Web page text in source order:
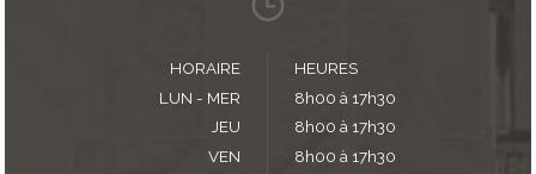
HORAIRE
HEURES
LUN - MER
8h00 à 17h30
JEU
8h00 à 17h30
VEN
8h00 à 17h30